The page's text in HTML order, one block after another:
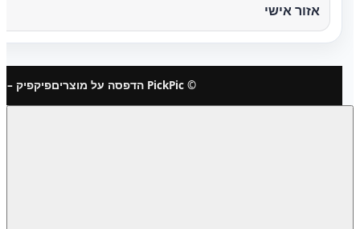
אזור אישי
© PickPic הדפסה על מוצרים פיקפיק –